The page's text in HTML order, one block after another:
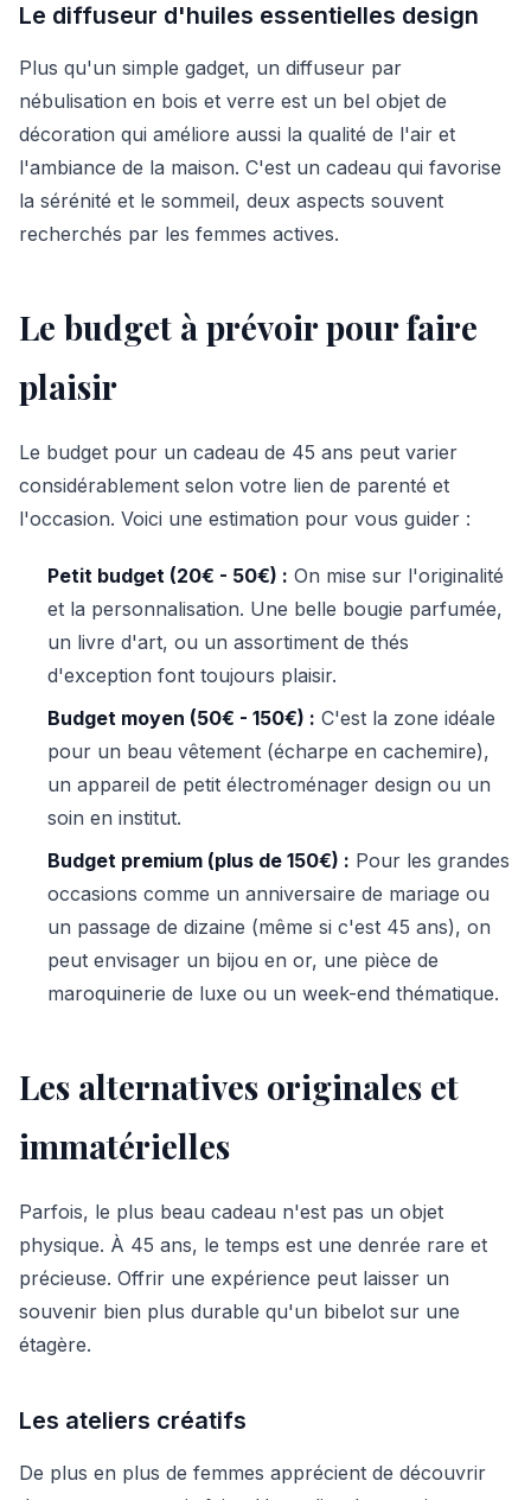
Le diffuseur d'huiles essentielles design
Plus qu'un simple gadget, un diffuseur par
nébulisation en bois et verre est un bel objet de
décoration qui améliore aussi la qualité de l'air et
l'ambiance de la maison. C'est un cadeau qui favorise
la sérénité et le sommeil, deux aspects souvent
recherchés par les femmes actives.
Le budget à prévoir pour faire
plaisir
Le budget pour un cadeau de 45 ans peut varier
considérablement selon votre lien de parenté et
l'occasion. Voici une estimation pour vous guider :
Petit budget (20€ - 50€) : On mise sur l'originalité
et la personnalisation. Une belle bougie parfumée,
un livre d'art, ou un assortiment de thés
d'exception font toujours plaisir.
Budget moyen (50€ - 150€) : C'est la zone idéale
pour un beau vêtement (écharpe en cachemire),
un appareil de petit électroménager design ou un
soin en institut.
Budget premium (plus de 150€) : Pour les grandes
occasions comme un anniversaire de mariage ou
un passage de dizaine (même si c'est 45 ans), on
peut envisager un bijou en or, une pièce de
maroquinerie de luxe ou un week-end thématique.
Les alternatives originales et
immatérielles
Parfois, le plus beau cadeau n'est pas un objet
physique. À 45 ans, le temps est une denrée rare et
précieuse. Offrir une expérience peut laisser un
souvenir bien plus durable qu'un bibelot sur une
étagère.
Les ateliers créatifs
De plus en plus de femmes apprécient de découvrir